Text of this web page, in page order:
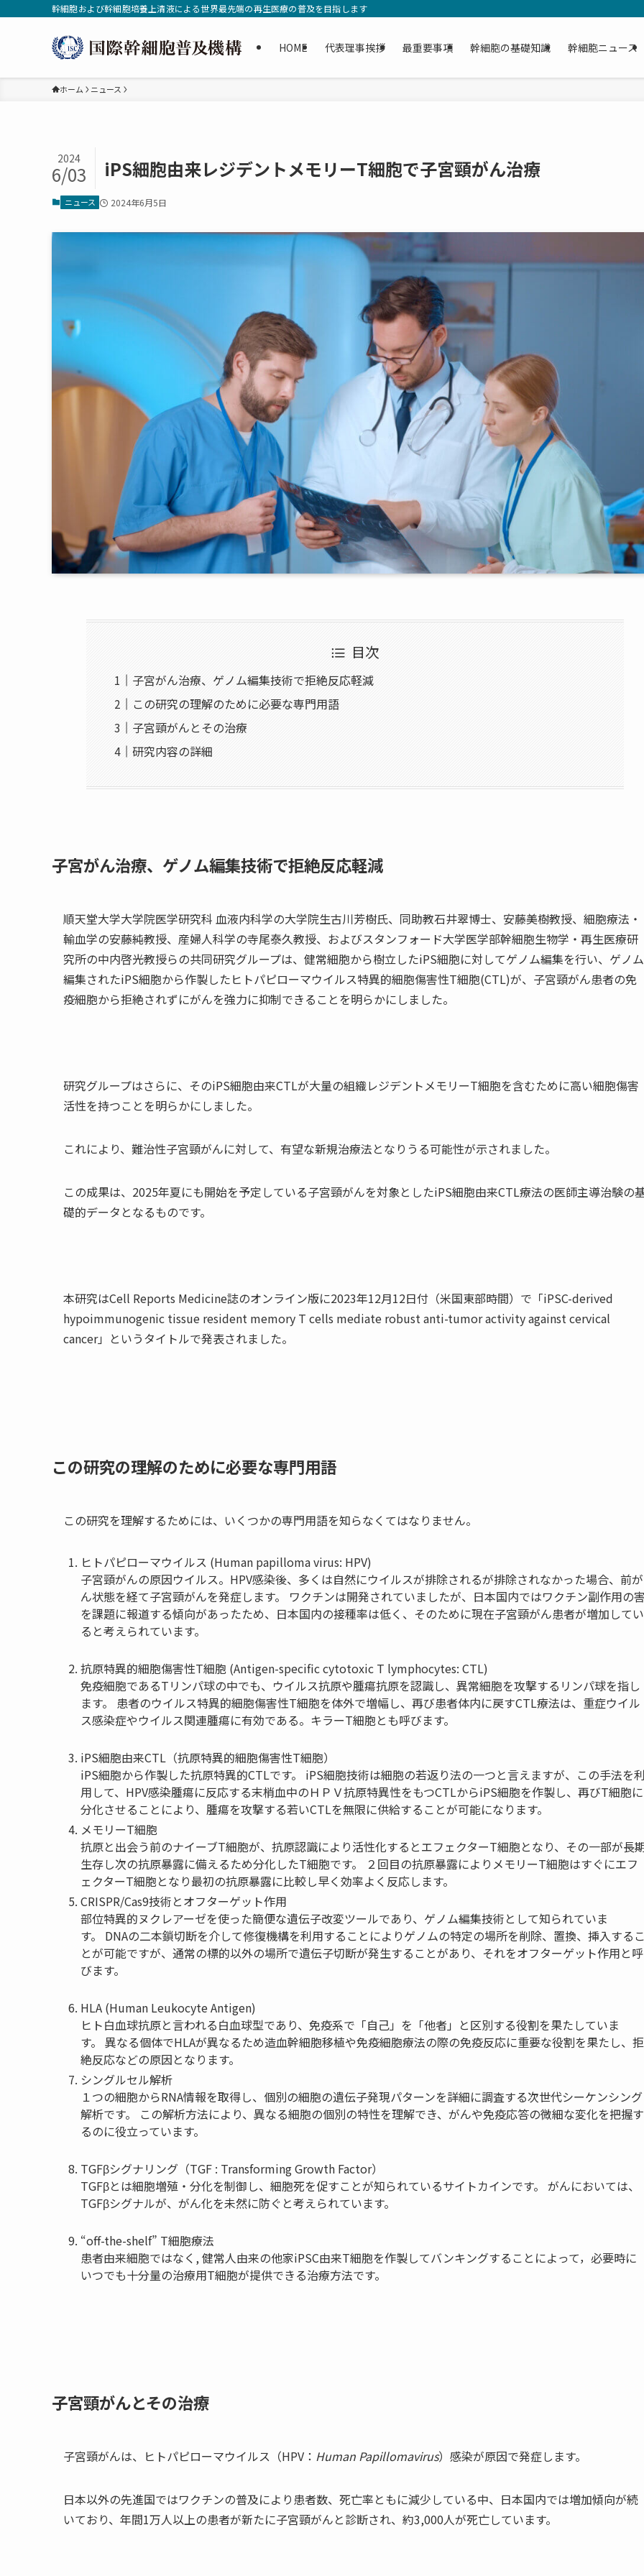
幹細胞および幹細胞培養上清液による世界最先端の再生医療の普及を目指します
HOME 代表理事挨拶 最重要事項 幹細胞の基礎知識 幹細胞ニュース
ホーム ニュース
iPS細胞由来レジデントメモリーT細胞で子宮頸がん治療
2024
6/03
ニュース 2024年6月5日
目次
子宮がん治療、ゲノム編集技術で拒絶反応軽減
この研究の理解のために必要な専門用語
子宮頸がんとその治療
研究内容の詳細
子宮がん治療、ゲノム編集技術で拒絶反応軽減
順天堂大学大学院医学研究科 血液内科学の大学院生古川芳樹氏、同助教石井翠博士、安藤美樹教授、細胞療法・
輸血学の安藤純教授、産婦人科学の寺尾泰久教授、およびスタンフォード大学医学部幹細胞生物学・再生医療研
究所の中内啓光教授らの共同研究グループは、健常細胞から樹立したiPS細胞に対してゲノム編集を行い、ゲノム
編集されたiPS細胞から作製したヒトパピローマウイルス特異的細胞傷害性T細胞(CTL)が、子宮頸がん患者の免
疫細胞から拒絶されずにがんを強力に抑制できることを明らかにしました。
研究グループはさらに、そのiPS細胞由来CTLが大量の組織レジデントメモリーT細胞を含むために高い細胞傷害
活性を持つことを明らかにしました。
これにより、難治性子宮頸がんに対して、有望な新規治療法となりうる可能性が示されました。
この成果は、 2025年夏にも開始を予定している子宮頸がんを対象としたiPS細胞由来CTL療法の医師主導治験の
礎的データとなるものです。
本研究はCell Reports Medicine誌のオンライン版に2023年12月12日付（米国東部時間）で 「iPSC-derived
hypoimmunogenic tissue resident memory T cells mediate robust anti-tumor activity against cervical
cancer」というタイトルで発表されました。
この研究の理解のために必要な専門用語
この研究を理解するためには、いくつかの専門用語を知らなくてはなりません。
ヒトパピローマウイルス (Human papilloma virus: HPV)
子宮頸がんの原因ウイルス。HPV感染後、多くは自然にウイルスが排除されるが排除されなかった場合、前が
ん状態を経て子宮頸がんを発症します。
ワクチンは開発されていましたが、日本国内ではワクチン副作用の
を課題に報道する傾向があったため、日本国内の接種率は低く、そのために現在子宮頸がん患者が増加してい
ると考えられています。
抗原特異的細胞傷害性T細胞 (Antigen-specific cytotoxic T lymphocytes: CTL)
免疫細胞であるTリンパ球の中でも、ウイルス抗原や腫瘍抗原を認識し、異常細胞を攻撃するリンパ球を指し
ます。
患者のウイルス特異的細胞傷害性T細胞を体外で増幅し、再び患者体内に戻すCTL療法は、重症ウイル
ス感染症やウイルス関連腫瘍に有効である。キラーT細胞とも呼びます。
iPS細胞由来CTL（抗原特異的細胞傷害性T細胞）
iPS細胞から作製した抗原特異的CTLです。 iPS細胞技術は細胞の若返り法の一つと言えますが、この手法を
用して、HPV感染腫瘍に反応する末梢血中のＨＰＶ抗原特異性をもつCTLからiPS細胞を作製し、再びT細胞に
分化させることにより、腫瘍を攻撃する若いCTLを無限に供給することが可能になります。
メモリーT細胞
抗原と出会う前のナイーブT細胞が、抗原認識により活性化するとエフェクターT細胞となり、その一部が長
生存し次の抗原暴露に備えるため分化したT細胞です。
２回目の抗原暴露によりメモリーT細胞はすぐにエフ
ェクターT細胞となり最初の抗原暴露に比較し早く効率よく反応します。
CRISPR/Cas9技術とオフターゲット作用
部位特異的ヌクレアーゼを使った簡便な遺伝子改変ツールであり、ゲノム編集技術として知られていま
す。
DNAの二本鎖切断を介して修復機構を利用することによりゲノムの特定の場所を削除、置換、挿入する
とが可能ですが、通常の標的以外の場所で遺伝子切断が発生することがあり、それをオフターゲット作用と呼
びます。
HLA (Human Leukocyte Antigen)
ヒト白血球抗原と言われる白血球型であり、免疫系で「自己」を「他者」と区別する役割を果たしていま
す。 異なる個体でHLAが異なるため造血幹細胞移植や免疫細胞療法の際の免疫反応に重要な役割を果たし、拒
絶反応などの原因となります。
シングルセル解析
１つの細胞からRNA情報を取得し、個別の細胞の遺伝子発現パターンを詳細に調査する次世代シーケンシング
解析です。
この解析方法により、異なる細胞の個別の特性を理解でき、がんや免疫応答の微細な変化を把握す
るのに役立っています。
TGFβシグナリング （TGF : Transforming Growth Factor）
TGFβとは細胞増殖・分化を制御し、細胞死を促すことが知られているサイトカインです。 がんにおいては、
TGFβシグナルが、がん化を未然に防ぐと考えられています。
“off-the-shelf” T細胞療法
患者由来細胞ではなく, 健常人由来の他家iPSC由来T細胞を作製してバンキングすることによって，必要時に
いつでも十分量の治療用T細胞が提供できる治療方法です。
子宮頸がんとその治療
子宮頸がんは、ヒトパピローマウイルス（HPV： Human Papillomavirus） 感染が原因で発症します。
日本以外の先進国ではワクチンの普及により患者数、死亡率ともに減少している中、日本国内では増加傾向が続
いており、年間1万人以上の患者が新たに子宮頸がんと診断され、約3,000人が死亡しています。